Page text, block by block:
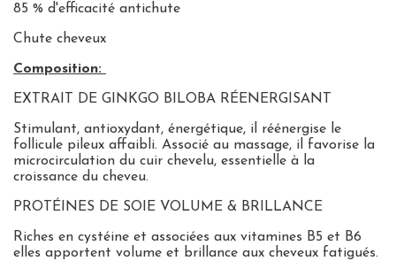
85 % d'efficacité antichute
Chute cheveux
Composition:
EXTRAIT DE GINKGO BILOBA RÉENERGISANT
Stimulant, antioxydant, énergétique, il réénergise le
follicule pileux affaibli. Associé au massage, il favorise la
microcirculation du cuir chevelu, essentielle à la
croissance du cheveu.
PROTÉINES DE SOIE VOLUME & BRILLANCE
Riches en cystéine et associées aux vitamines B5 et B6
elles apportent volume et brillance aux cheveux fatigués.